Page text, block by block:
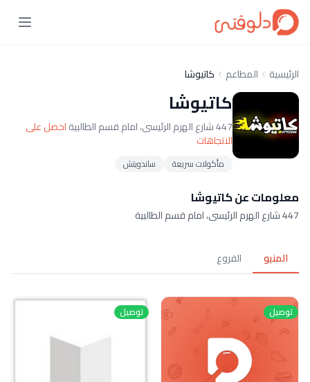
الرئيسية المطاعم كاتيوشا
كاتيوشا
447 شارع الهرم الرئيسى، امام قسم الطالبية احصل على
الاتجاهات
مأكولات سريعة ساندويتش
معلومات عن كاتيوشا
447 شارع الهرم الرئيسى، امام قسم الطالبية
المنيو الفروع
توصيل توصيل